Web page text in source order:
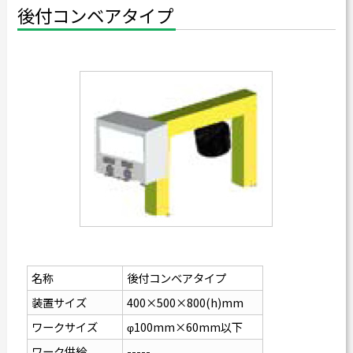
後付コンベアタイプ
名称
後付コンベアタイプ
装置サイズ
400×500×800(h)mm
ワークサイズ
φ100mm×60mm以下